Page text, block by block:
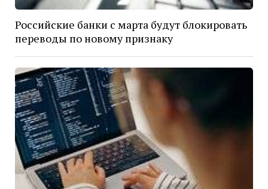
Российские банки с марта будут блокировать
переводы по новому признаку